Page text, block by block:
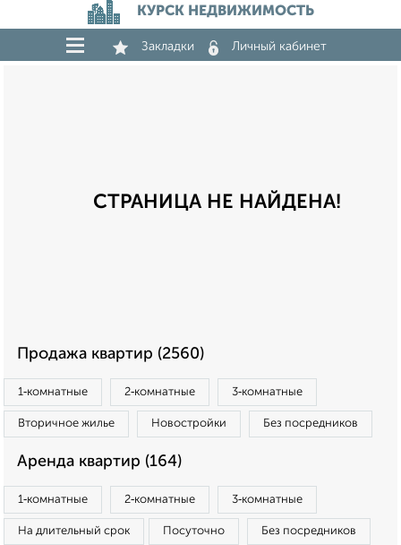
КУРСК НЕДВИЖИМОСТЬ
Закладки Личный кабинет
СТРАНИЦА НЕ НАЙДЕНА!
Продажа квартир (2560)
1‑комнатные 2‑комнатные 3‑комнатные
Вторичное жилье Новостройки Без посредников
Аренда квартир (164)
1‑комнатные 2‑комнатные 3‑комнатные
На длительный срок Посуточно Без посредников